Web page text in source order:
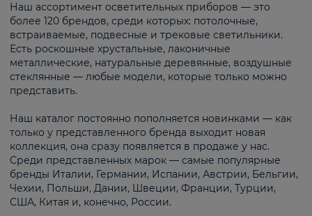
Наш ассортимент осветительных приборов — это
более 120 брендов, среди которых: потолочные,
встраиваемые, подвесные и трековые светильники.
Есть роскошные хрустальные, лаконичные
металлические, натуральные деревянные, воздушные
стеклянные — любые модели, которые только можно
представить.
Наш каталог постоянно пополняется новинками — как
только у представленного бренда выходит новая
коллекция, она сразу появляется в продаже у нас.
Среди представленных марок — самые популярные
бренды Италии, Германии, Испании, Австрии, Бельгии,
Чехии, Польши, Дании, Швеции, Франции, Турции,
США, Китая и, конечно, России.